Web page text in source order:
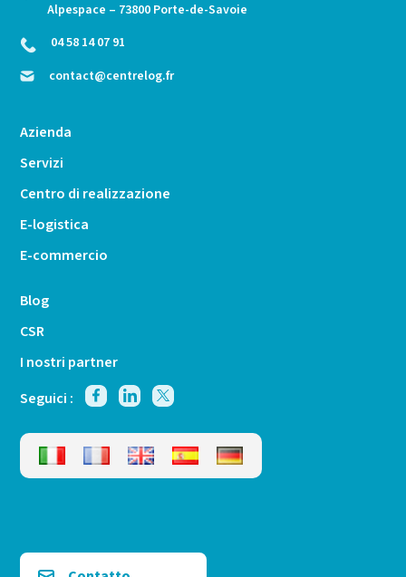
Alpespace – 73800 Porte-de-Savoie
04 58 14 07 91
contact@centrelog.fr
Azienda
Servizi
Centro di realizzazione
E-logistica
E-commercio
Blog
CSR
I nostri partner
Seguici :